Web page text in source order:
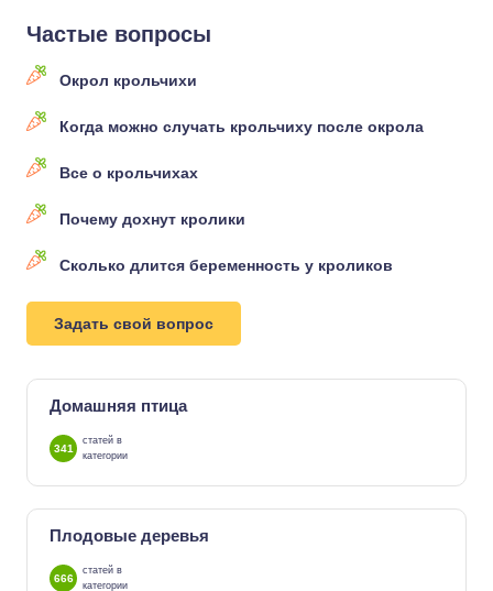
Частые вопросы
Окрол крольчихи
Когда можно случать крольчиху после окрола
Все о крольчихах
Почему дохнут кролики
Сколько длится беременность у кроликов
Задать свой вопрос
Домашняя птица
341
статей в
категории
Плодовые деревья
666
статей в
категории